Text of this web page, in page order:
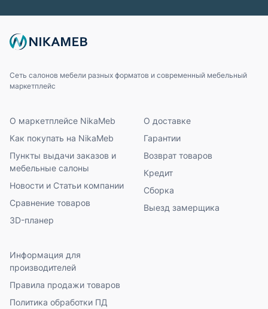
Сеть салонов мебели разных форматов и современный мебельный
маркетплейс
О маркетплейсе NikaMeb
Как покупать на NikaMeb
Пункты выдачи заказов и
мебельные салоны
Новости и Статьи компании
Сравнение товаров
3D-планер
О доставке
Гарантии
Возврат товаров
Кредит
Сборка
Выезд замерщика
Информация для
производителей
Правила продажи товаров
Политика обработки ПД